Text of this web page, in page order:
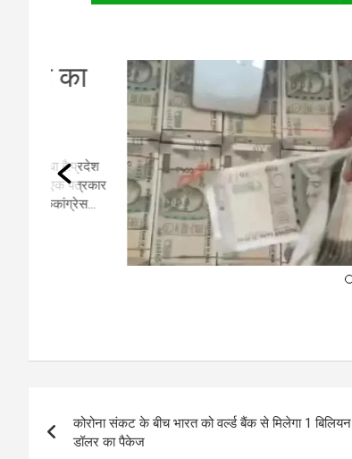
navigation
कोरोना संकट के बीच भारत को वर्ल्ड बैंक से मिलेगा 1 बिलियन
डॉलर का पैकेज